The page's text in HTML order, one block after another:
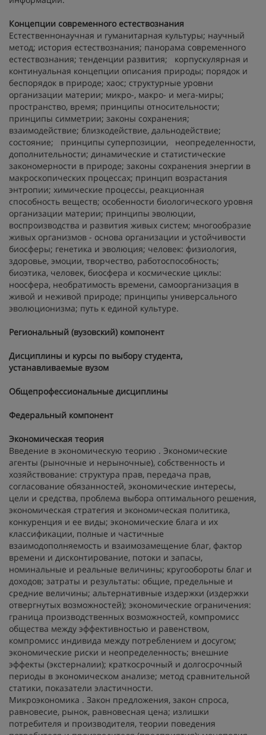
Концепции современного естествознания
Естественнонаучная и гуманитарная культуры; научный
метод; история естествознания; панорама современного
естествознания; тенденции развития; корпускулярная и
континуальная концепции описания природы; порядок и
беспорядок в природе; хаос; структурные уровни
организации материи; микро-, макро- и мега-миры;
пространство, время; принципы относительности;
принципы симметрии; законы сохранения;
взаимодействие; близкодействие, дальнодействие;
состояние; принципы суперпозиции, неопределенности,
дополнительности; динамические и статистические
закономерности в природе; законы сохранения энергии в
макроскопических процессах; принцип возрастания
энтропии; химические процессы, реакционная
способность веществ; особенности биологического уровня
организации материи; принципы эволюции,
воспроизводства и развития живых систем; многообразие
живых организмов - основа организации и устойчивости
биосферы; генетика и эволюция; человек: физиология,
здоровье, эмоции, творчество, работоспособность;
биоэтика, человек, биосфера и космические циклы:
ноосфера, необратимость времени, самоорганизация в
живой и неживой природе; принципы универсального
эволюционизма; путь к единой культуре.
Региональный (вузовский) компонент
Дисциплины и курсы по выбору студента,
устанавливаемые вузом
Общепрофессиональные дисциплины
Федеральный компонент
Экономическая теория
Введение в экономическую теорию . Экономические
агенты (рыночные и нерыночные), собственность и
хозяйствование: структура прав, передача прав,
согласование обязанностей, экономические интересы,
цели и средства, проблема выбора оптимального решения,
экономическая стратегия и экономическая политика,
конкуренция и ее виды; экономические блага и их
классификации, полные и частичные
взаимодополняемость и взаимозамещение благ, фактор
времени и дисконтирование, потоки и запасы,
номинальные и реальные величины; кругообороты благ и
доходов; затраты и результаты: общие, предельные и
средние величины; альтернативные издержки (издержки
отвергнутых возможностей); экономические ограничения:
граница производственных возможностей, компромисс
общества между эффективностью и равенством,
компромисс индивида между потреблением и досугом;
экономические риски и неопределенность; внешние
эффекты (экстерналии); краткосрочный и долгосрочный
периоды в экономическом анализе; метод сравнительной
статики, показатели эластичности.
Микроэкономика . Закон предложения, закон спроса,
равновесие, рынок, равновесная цена; излишки
потребителя и производителя, теории поведения